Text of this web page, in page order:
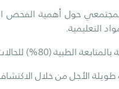
حول أهمية الفحص
التعليمية.
تظهر لديها نتائج غير طبيعية في الفحص الأولي.
طويلة الأجل من خلال